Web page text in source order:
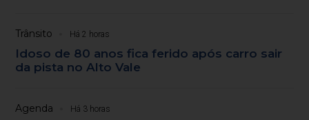
Trânsito Há 2 horas
Idoso de 80 anos fica ferido após carro sair
da pista no Alto Vale
Agenda Há 3 horas